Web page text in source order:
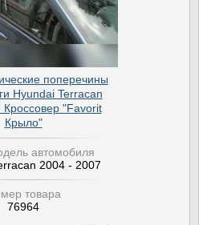
поперечины
Hyundai Terracan
Кроссовер "Favorit
Крыло"
автомобиля
2004 - 2007
товара
76964